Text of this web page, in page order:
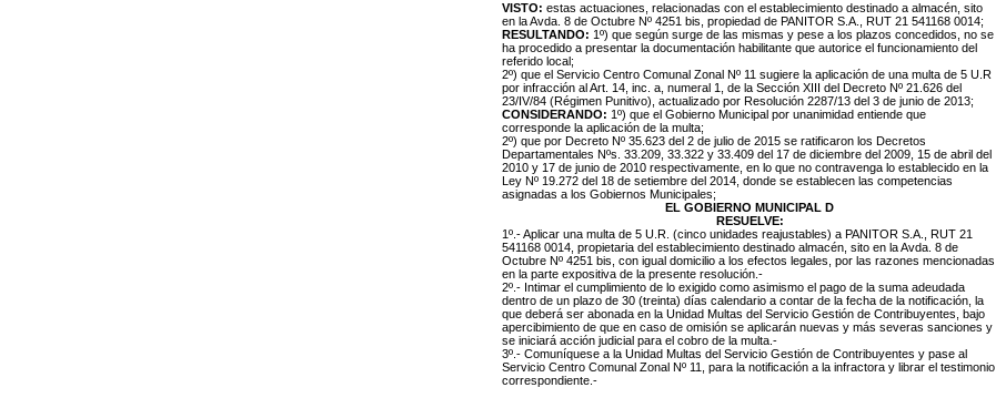
VISTO: estas actuaciones, relacionadas con el establecimiento destinado a almacén, sito
en la Avda. 8 de Octubre Nº 4251 bis, propiedad de PANITOR S.A., RUT 21 541168 0014;
RESULTANDO: 1º) que según surge de las mismas y pese a los plazos concedidos, no se
ha procedido a presentar la documentación habilitante que autorice el funcionamiento del
referido local;
2º) que el Servicio Centro Comunal Zonal Nº 11 sugiere la aplicación de una multa de 5 U.R
por infracción al Art. 14, inc. a, numeral 1, de la Sección XIII del Decreto Nº 21.626 del
23/IV/84 (Régimen Punitivo), actualizado por Resolución 2287/13 del 3 de junio de 2013;
CONSIDERANDO: 1º) que el Gobierno Municipal por unanimidad entiende que
corresponde la aplicación de la multa;
2º) que por Decreto Nº 35.623 del 2 de julio de 2015 se ratificaron los Decretos
Departamentales Nºs. 33.209, 33.322 y 33.409 del 17 de diciembre del 2009, 15 de abril del
2010 y 17 de junio de 2010 respectivamente, en lo que no contravenga lo establecido en la
Ley Nº 19.272 del 18 de setiembre del 2014, donde se establecen las competencias
asignadas a los Gobiernos Municipales;
EL GOBIERNO MUNICIPAL D
RESUELVE:
1º.- Aplicar una multa de 5 U.R. (cinco unidades reajustables) a PANITOR S.A., RUT 21
541168 0014, propietaria del establecimiento destinado almacén, sito en la Avda. 8 de
Octubre Nº 4251 bis, con igual domicilio a los efectos legales, por las razones mencionadas
en la parte expositiva de la presente resolución.-
2º.- Intimar el cumplimiento de lo exigido como asimismo el pago de la suma adeudada
dentro de un plazo de 30 (treinta) días calendario a contar de la fecha de la notificación, la
que deberá ser abonada en la Unidad Multas del Servicio Gestión de Contribuyentes, bajo
apercibimiento de que en caso de omisión se aplicarán nuevas y más severas sanciones y
se iniciará acción judicial para el cobro de la multa.-
3º.- Comuníquese a la Unidad Multas del Servicio Gestión de Contribuyentes y pase al
Servicio Centro Comunal Zonal Nº 11, para la notificación a la infractora y librar el testimonio
correspondiente.-